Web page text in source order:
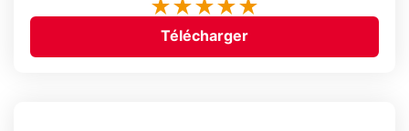
Télécharger